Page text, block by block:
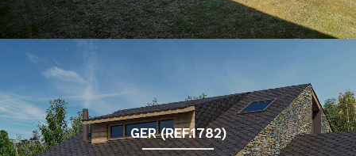
GER (REF.1782)